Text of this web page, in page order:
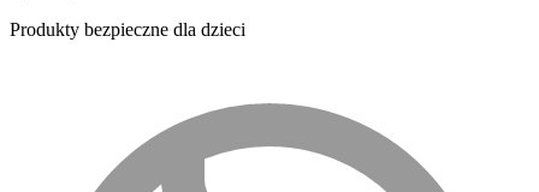
Produkty bezpieczne dla dzieci